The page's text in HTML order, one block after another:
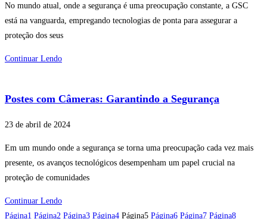
No mundo atual, onde a segurança é uma preocupação constante, a GSC
está na vanguarda, empregando tecnologias de ponta para assegurar a
proteção dos seus
Continuar Lendo
Postes com Câmeras: Garantindo a Segurança
23 de abril de 2024
Em um mundo onde a segurança se torna uma preocupação cada vez mais
presente, os avanços tecnológicos desempenham um papel crucial na
proteção de comunidades
Continuar Lendo
Página1 Página2 Página3 Página4 Página5 Página6 Página7 Página8